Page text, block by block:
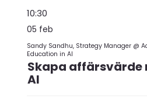
10:30
05 feb
Sandy Sandhu, Strategy Manager @
Education in AI
Skapa affärsvärde
AI